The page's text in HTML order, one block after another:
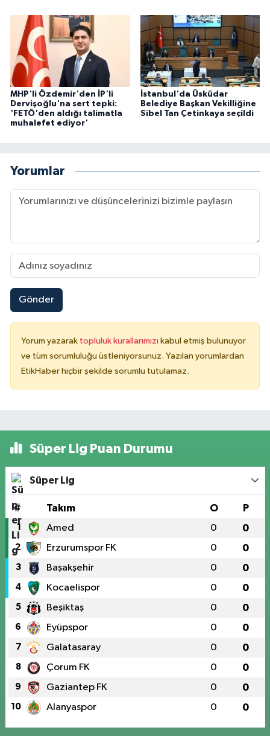
MHP'li Özdemir'den İP'li
Dervişoğlu'na sert tepki:
'FETÖ'den aldığı talimatla
muhalefet ediyor'
İstanbul'da Üsküdar
Belediye Başkan Vekilliğine
Sibel Tan Çetinkaya seçildi
Yorumlar
Gönder
Yorum yazarak topluluk kurallarımızı kabul etmiş bulunuyor
ve tüm sorumluluğu üstleniyorsunuz. Yazılan yorumlardan
EtikHaber hiçbir şekilde sorumlu tutulamaz.
Süper Lig Puan Durumu
Süper Lig
# Takım O P
1 Amed 0 0
2 Erzurumspor FK 0 0
3 Başakşehir 0 0
4 Kocaelispor 0 0
5 Beşiktaş 0 0
6 Eyüpspor 0 0
7 Galatasaray 0 0
8 Çorum FK 0 0
9 Gaziantep FK 0 0
10 Alanyaspor 0 0